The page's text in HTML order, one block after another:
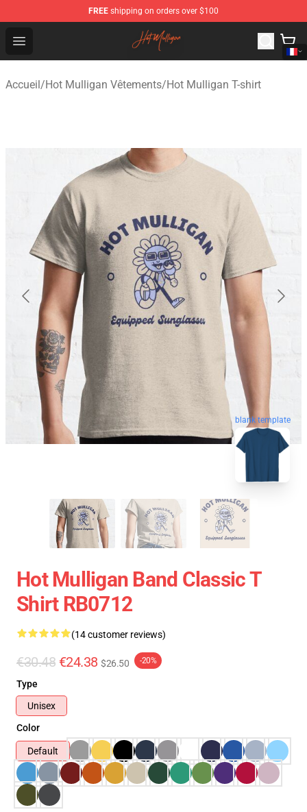
FREE shipping on orders over $100
Open menu
Hot Mulligan Shop - Official Hot Mulligan Merchandise
Accueil/Hot Mulligan Vêtements/Hot Mulligan T-shirt
blank template
Hot Mulligan Band Classic T
Shirt RB0712
(14 customer reviews)
€30.48 €24.38 $26.50 -20%
Type
Unisex
Color
Default